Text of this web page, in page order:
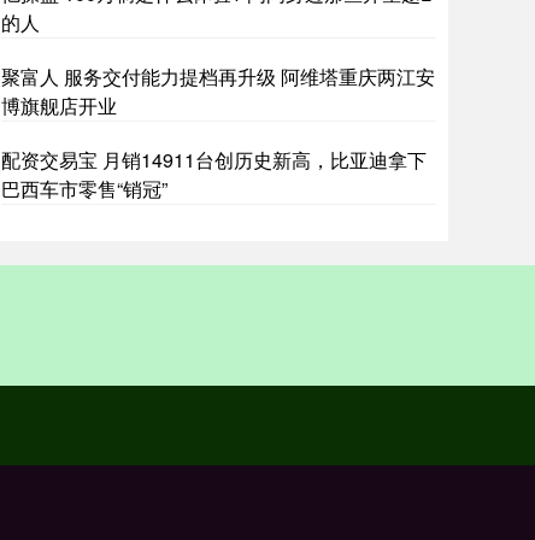
的人
聚富人 服务交付能力提档再升级 阿维塔重庆两江安
博旗舰店开业
配资交易宝 月销14911台创历史新高，比亚迪拿下
巴西车市零售“销冠”